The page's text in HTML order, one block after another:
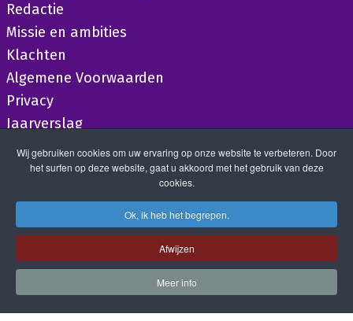
Redactie
Missie en ambities
Klachten
Algemene Voorwaarden
Privacy
Jaarverslag
Wij gebruiken cookies om uw ervaring op onze website te verbeteren. Door
het surfen op deze website, gaat u akkoord met het gebruik van deze
cookies.
Ok, ik heb het begrepen.
Afwijzen
Meer info